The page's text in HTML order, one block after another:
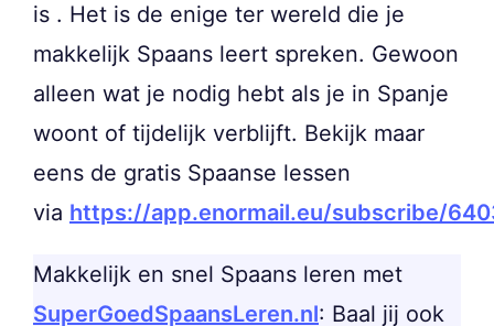
is . Het is de enige ter wereld die je
makkelijk Spaans leert spreken. Gewoon
alleen wat je nodig hebt als je in Spanje
woont of tijdelijk verblijft. Bekijk maar
eens de gratis Spaanse lessen
via https://app.enormail.eu/subscribe/
Makkelijk en snel Spaans leren met
SuperGoedSpaansLeren.nl: Baal jij ook